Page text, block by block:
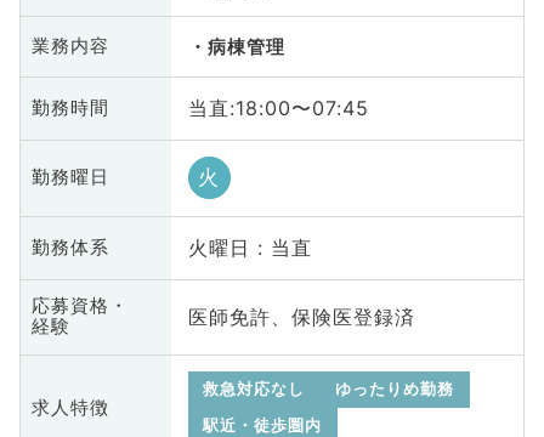
業務内容 病棟管理
勤務時間 当直:18:00〜07:45
勤務曜日 火
勤務体系 火曜日 : 当直
応募資格・
経験
医師免許、保険医登録済
求人特徴
救急対応なし
ゆったりめ勤務
駅近・徒歩圏内